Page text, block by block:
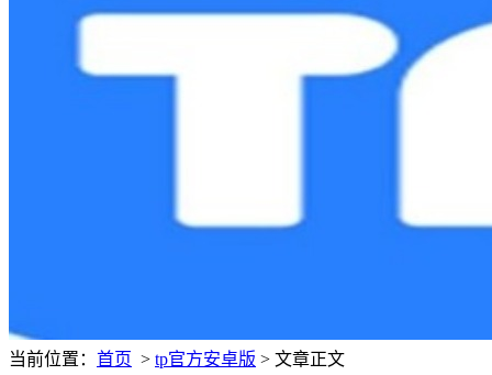
当前位置： 首页 > tp官方安卓版 > 文章正文